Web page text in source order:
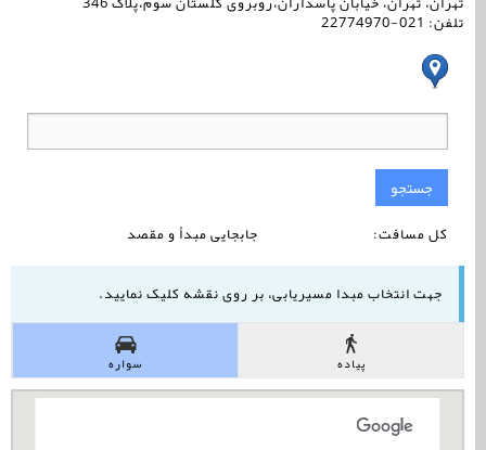
تلفن: 021-22774970
جستجو
کل مسافت: جابجایی مبدأ و مقصد
جهت انتخاب مبدا مسیریابی، بر روی نقشه کلیک نمایید.
سواره پیاده